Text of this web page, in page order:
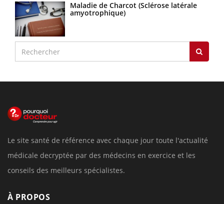
Maladie de Charcot (Sclérose latérale
amyotrophique)
Le site santé de référence avec chaque jour toute l'actualité
médicale decryptée par des médecins en exercice et les
conseils des meilleurs spécialistes.
À PROPOS